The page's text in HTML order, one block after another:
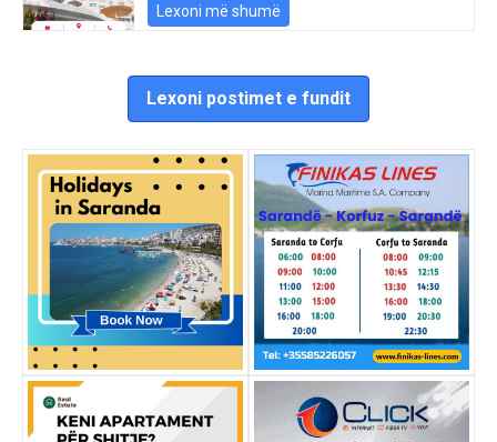
Lexoni më shumë
Lexoni postimet e fundit